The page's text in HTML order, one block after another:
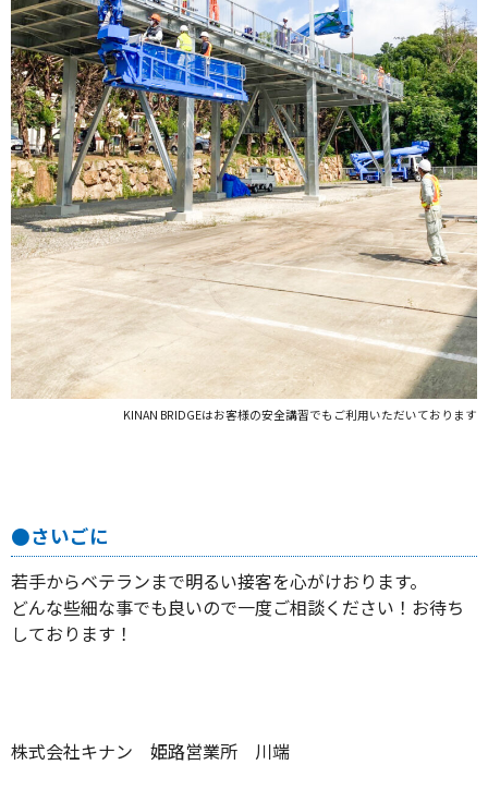
KINAN BRIDGEはお客様の安全講習でもご利用いただいております
●さいごに
若手からベテランまで明るい接客を心がけおります。
どんな些細な事でも良いので一度ご相談ください！お待ち
しております！
株式会社キナン 姫路営業所 川端